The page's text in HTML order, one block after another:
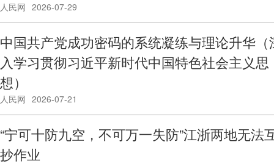
人民网 2026-07-29
中国共产党成功密码的系统凝练与理论升华（
入学习贯彻习近平新时代中国特色社会主义思
想）
人民网 2026-07-21
“宁可十防九空，不可万一失防”江浙两地无法
抄作业